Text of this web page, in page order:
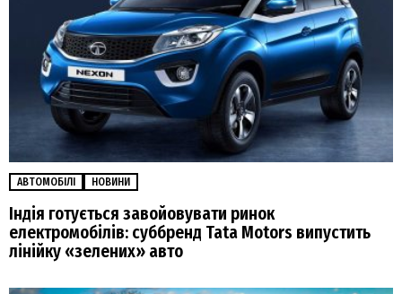
АВТОМОБІЛІ НОВИНИ
Індія готується завойовувати ринок
електромобілів: суббренд Tata Motors випустить
лінійку «зелених» авто